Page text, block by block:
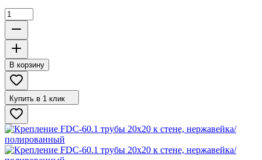
В корзину
Купить в 1 клик